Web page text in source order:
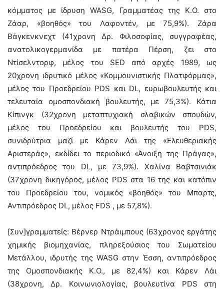
κόμματος με ίδρυση WASG, Γραμματέας της Κ.Ο. στο
Ζάαρ, «βοηθός» του Λαφοντέν, με 75,9%). Ζάρα
Βάγκενκνεχτ (41χρονη Δρ. Φιλοσοφίας, συγγραφέας,
ανατολικογερμανίδα με πατέρα Πέρση, ζει στο
Ντίσελντορφ, μέλος του SED από αρχές 1989, ως
20χρονη ιδρυτικό μέλος «Κομμουνιστικής Πλατφόρμας»,
μέλος του Προεδρείου PDS και DL, ευρωβουλευτής και
τελευταία ομοσπονδιακή βουλευτής, με 75,3%). Κάτια
Κίπινγκ (32χρονη μεταπτυχιακή σλαβικών σπουδών,
μέλος του Προεδρείου και βουλευτής του PDS,
συνιδρύτρια μαζί με Κάρεν Λάι της «Ελευθεριακής
Αριστεράς», εκδίδει το περιοδικό «Άνοιξη της Πράγας»,
αντιπρόεδρος του DL, με 73,9%). Χαλίνα Βαβτσινιάκ
(37χρονη δικηγόρος, μέλος PDS στα 16 της και κατόπιν
του Προεδρείου του, νομικός «βοηθός» του Μπαρτς,
Αντιπρόεδρος DL, μέλος FDS , με 57,8%).
[Συν]γραμματείς: Βέρνερ Ντράιμπους (63χρονος εργάτης
χημικής βιομηχανίας, πληρεξούσιος του Σωματείου
Μετάλλου, ιδρυτής της WASG στην Έσση, αντιπρόεδρος
της Ομοσπονδιακής Κ.Ο., με 82,4%) και Κάρεν Λάι
(38χρονη, Δρ. Κοινωνιολογίας, βουλευτίνα PDS στη